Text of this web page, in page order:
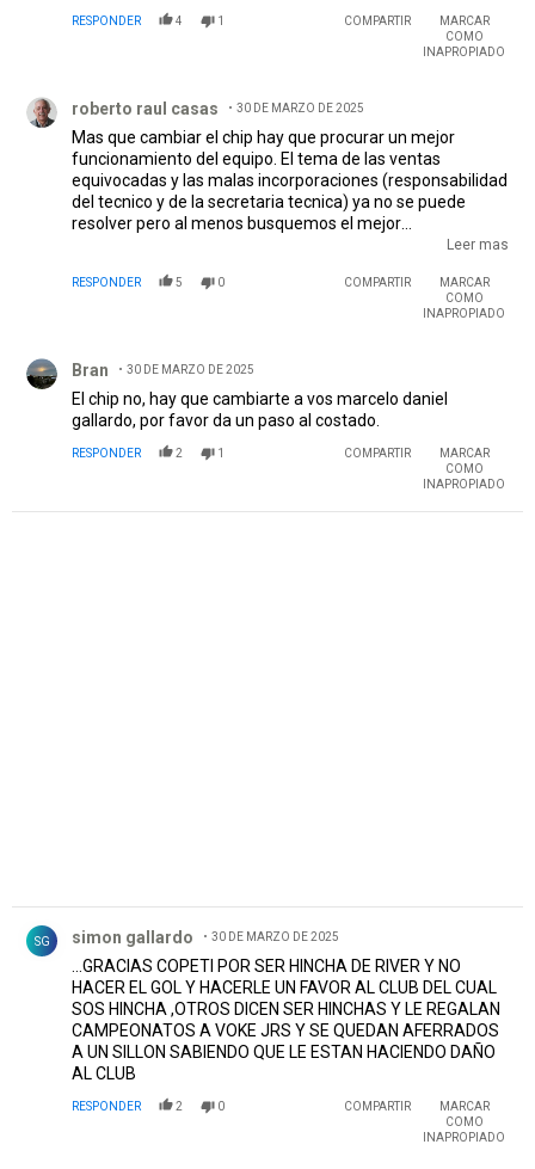
RESPONDER 4 1 COMPARTIR
MARCAR
COMO
INAPROPIADO
roberto raul casas 30 DE MARZO DE 2025
Mas que cambiar el chip hay que procurar un mejor
funcionamiento del equipo. El tema de las ventas
equivocadas y las malas incorporaciones (responsabilidad
del tecnico y de la secretaria tecnica) ya no se puede
resolver pero al menos busquemos el mejor
magicamente el mal juego del equipo. Para mejorar hace
Leer mas
RESPONDER 5 0 COMPARTIR
MARCAR
COMO
INAPROPIADO
Bran 30 DE MARZO DE 2025
El chip no, hay que cambiarte a vos marcelo daniel
gallardo, por favor da un paso al costado.
RESPONDER 2 1 COMPARTIR
MARCAR
COMO
INAPROPIADO
SG simon gallardo 30 DE MARZO DE 2025
...GRACIAS COPETI POR SER HINCHA DE RIVER Y NO
HACER EL GOL Y HACERLE UN FAVOR AL CLUB DEL CUAL
SOS HINCHA ,OTROS DICEN SER HINCHAS Y LE REGALAN
CAMPEONATOS A VOKE JRS Y SE QUEDAN AFERRADOS
A UN SILLON SABIENDO QUE LE ESTAN HACIENDO DAÑO
AL CLUB
RESPONDER 2 0 COMPARTIR
MARCAR
COMO
INAPROPIADO